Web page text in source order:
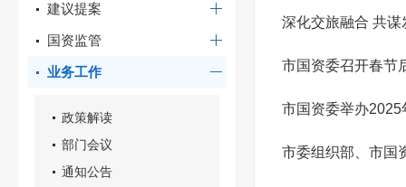
建议提案
国资监管
业务工作
政策解读
部门会议
通知公告
深化交旅融合 共
市国资委召开春节
市国资委举办
市委组织部、市国